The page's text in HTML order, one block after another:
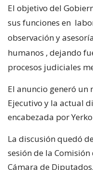
El objetivo del
sus funciones en
observación y
humanos , dejando
procesos judiciales
El anuncio generó un
Ejecutivo y la actual
encabezada por
La discusión quedó
sesión de la
Cámara de